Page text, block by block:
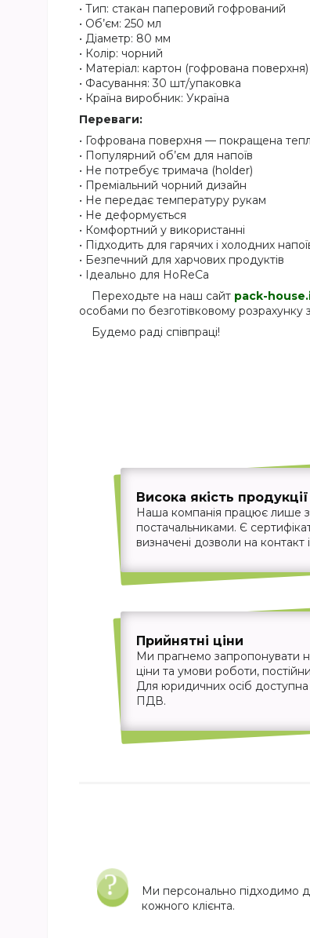
• Тип: стакан паперовий гофрований
• Об’єм: 250 мл
• Діаметр: 80 мм
• Колір: чорний
• Матеріал: картон (гофрована поверхня)
• Фасування: 30 шт/упаковка
• Країна виробник: Україна
Переваги:
• Гофрована поверхня — покращена
• Популярний об’єм для напоїв
• Не потребує тримача (holder)
• Преміальний чорний дизайн
• Не передає температуру рукам
• Не деформується
• Комфортний у використанні
• Підходить для гарячих і холодних
• Безпечний для харчових продуктів
• Ідеально для HoReCa
Переходьте на наш сайт pack-
особами по безготівковому
Будемо раді співпраці!
Висока якість продукції
Наша компанія працює лише
постачальниками. Є
визначені дозволи на
Прийнятні ціни
Ми прагнемо запропонувати
ціни та умови роботи,
Для юридичних осіб доступна
ПДВ.
Ми персонально підходимо
кожного клієнта.